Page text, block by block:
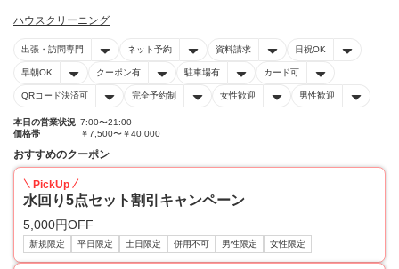
ハウスクリーニング
出張・訪問専門 ネット予約 資料請求 日祝OK
早朝OK クーポン有 駐車場有 カード可
QRコード決済可 完全予約制 女性歓迎 男性歓迎
本日の営業状況 7:00〜21:00
価格帯
￥7,500〜￥40,000
おすすめのクーポン
PickUp
水回り5点セット割引キャンペーン
5,000円OFF
新規限定 平日限定 土日限定 併用不可 男性限定 女性限定